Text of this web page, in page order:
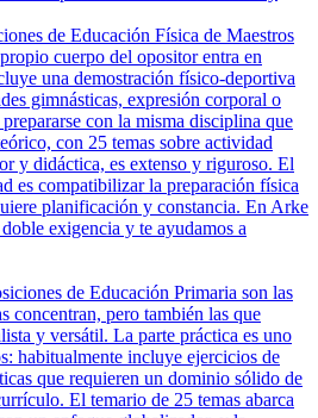
de Educación Física de Maestros
cuerpo del opositor entra en
una demostración físico-deportiva
gimnásticas, expresión corporal o
con la misma disciplina que
con 25 temas sobre actividad
y didáctica, es extenso y riguroso. El
es compatibilizar la preparación física
planificación y constancia. En Arke
exigencia y te ayudamos a
de Educación Primaria son las
concentran, pero también las que
y versátil. La parte práctica es uno
habitualmente incluye ejercicios de
que requieren un dominio sólido de
El temario de 25 temas abarca